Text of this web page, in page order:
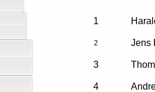
1
2 Jens
3
4